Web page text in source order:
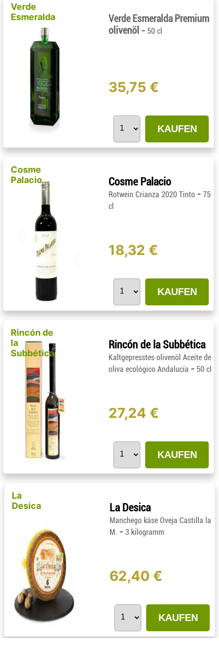
Verde
Esmeralda
Verde Esmeralda Premium
olivenöl - 50 cl
35,75 €
KAUFEN
Cosme
Palacio
Cosme Palacio
Rotwein Crianza 2020 Tinto - 75
cl
18,32 €
KAUFEN
Rincón de
la
Subbética
Rincón de la Subbética
Kaltgepresstes olivenöl Aceite de
oliva ecológico Andalucía - 50 cl
27,24 €
KAUFEN
La
Desica
La Desica
Manchego käse Oveja Castilla la
M. - 3 kilogramm
62,40 €
KAUFEN